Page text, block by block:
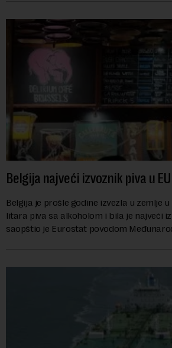
Belgija najveći izvoznik piva u EU
Belgija je prošle godine izvezla u zemlje
litara piva sa alkoholom i bila je najveći
saopštio je Eurostat povodom